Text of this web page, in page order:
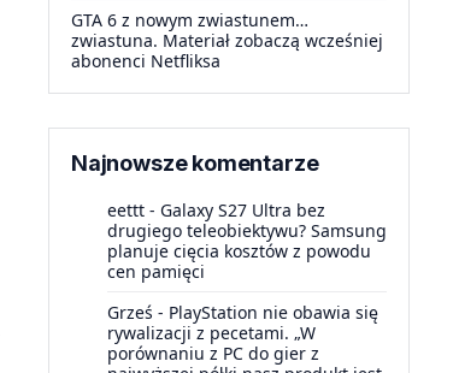
GTA 6 z nowym zwiastunem…
zwiastuna. Materiał zobaczą wcześniej
abonenci Netfliksa
Najnowsze komentarze
eettt - Galaxy S27 Ultra bez
drugiego teleobiektywu? Samsung
planuje cięcia kosztów z powodu
cen pamięci
Grześ - PlayStation nie obawia się
rywalizacji z pecetami. „W
porównaniu z PC do gier z